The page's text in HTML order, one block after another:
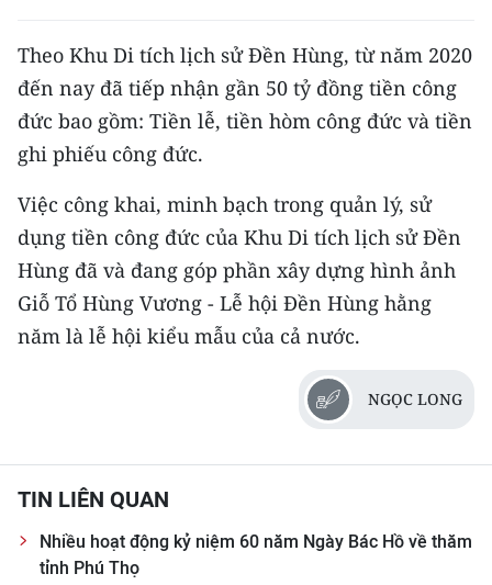
Đồng bằng sông Hồng
Bắc Trung Bộ
Nguyên
Đông Nam Bộ
Đồng bằng sông Cửu Long
Chuyên trang Hà Nội
CÁC CHUYÊN TRANG
VỀ BÁO NHÂN DÂN
Theo Khu Di tích lịch sử Đền Hùng, từ năm 2020
đến nay đã tiếp nhận gần 50 tỷ đồng tiền công
đức bao gồm: Tiền lễ, tiền hòm công đức và tiền
ghi phiếu công đức.
Việc công khai, minh bạch trong quản lý, sử
dụng tiền công đức của Khu Di tích lịch sử Đền
Hùng đã và đang góp phần xây dựng hình ảnh
Giỗ Tổ Hùng Vương - Lễ hội Đền Hùng hằng
năm là lễ hội kiểu mẫu của cả nước.
NGỌC LONG
TIN LIÊN QUAN
Nhiều hoạt động kỷ niệm 60 năm Ngày Bác Hồ về thăm
tỉnh Phú Thọ